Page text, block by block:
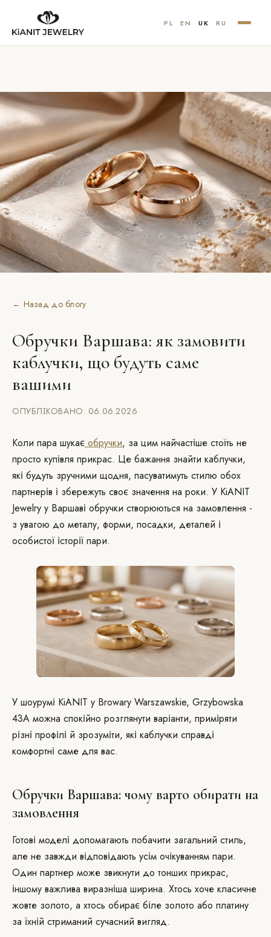
PL EN UK RU
← Назад до блогу
Обручки Варшава: як замовити
каблучки, що будуть саме
вашими
ОПУБЛІКОВАНО: 06.06.2026
Коли пара шукає обручки, за цим найчастіше стоїть не
просто купівля прикрас. Це бажання знайти каблучки,
які будуть зручними щодня, пасуватимуть стилю обох
партнерів і збережуть своє значення на роки. У KiANIT
Jewelry у Варшаві обручки створюються на замовлення -
з увагою до металу, форми, посадки, деталей і
особистої історії пари.
У шоурумі KiANIT у Browary Warszawskie, Grzybowska
43A можна спокійно розглянути варіанти, приміряти
різні профілі й зрозуміти, які каблучки справді
комфортні саме для вас.
Обручки Варшава: чому варто обирати на
замовлення
Готові моделі допомагають побачити загальний стиль,
але не завжди відповідають усім очікуванням пари.
Один партнер може звикнути до тонших прикрас,
іншому важлива виразніша ширина. Хтось хоче класичне
жовте золото, а хтось обирає біле золото або платину
за їхній стриманий сучасний вигляд.